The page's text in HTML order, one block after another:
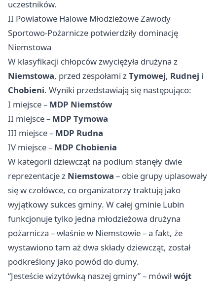
uczestników.
II Powiatowe Halowe Młodzieżowe Zawody
Sportowo‑Pożarnicze potwierdziły dominację
Niemstowa
W klasyfikacji chłopców zwyciężyła drużyna z
Niemstowa, przed zespołami zTymowej, Rudnej i
Chobieni. Wyniki przedstawiają się następująco:
I miejsce – MDP Niemstów
II miejsce – MDP Tymowa
III miejsce – MDP Rudna
IV miejsce – MDP Chobienia
W kategorii dziewcząt na podium stanęły dwie
reprezentacje z Niemstowa – obie grupy uplasowały
się w czołówce, co organizatorzy traktują jako
wyjątkowy sukces gminy. W całej gminie Lubin
funkcjonuje tylko jedna młodzieżowa drużyna
pożarnicza – właśnie w Niemstowie – a fakt, że
wystawiono tam aż dwa składy dziewcząt, został
podkreślony jako powód do dumy.
“Jesteście wizytówką naszej gminy” – mówiłwójt